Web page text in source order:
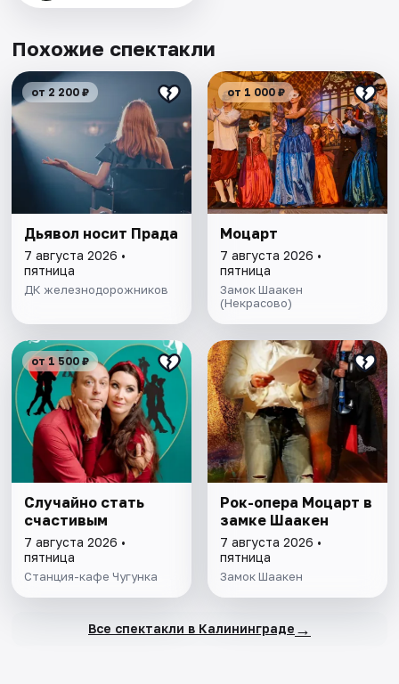
Похожие спектакли
от 2 200 ₽
Дьявол носит Прада
7 августа 2026 •
пятница
ДК железнодорожников
от 1 000 ₽
Моцарт
7 августа 2026 •
пятница
Замок Шаакен
(Некрасово)
от 1 500 ₽
Случайно стать
счастивым
7 августа 2026 •
пятница
Станция-кафе Чугунка
Рок-опера Моцарт в
замке Шаакен
7 августа 2026 •
пятница
Замок Шаакен
Все спектакли в Калининграде →